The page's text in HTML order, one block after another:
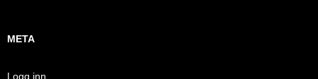
META
Logg inn